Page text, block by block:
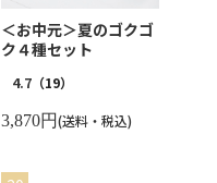
＜お中元＞夏のゴクゴ
ク４種セット
4.7 （19）
3,870円(送料・税込)